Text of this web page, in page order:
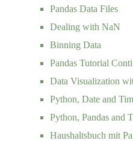
Pandas Data Files
Dealing with NaN
Binning Data
Pandas Tutorial
Data Visualization
Python, Date and
Python, Pandas and
Haushaltsbuch mit